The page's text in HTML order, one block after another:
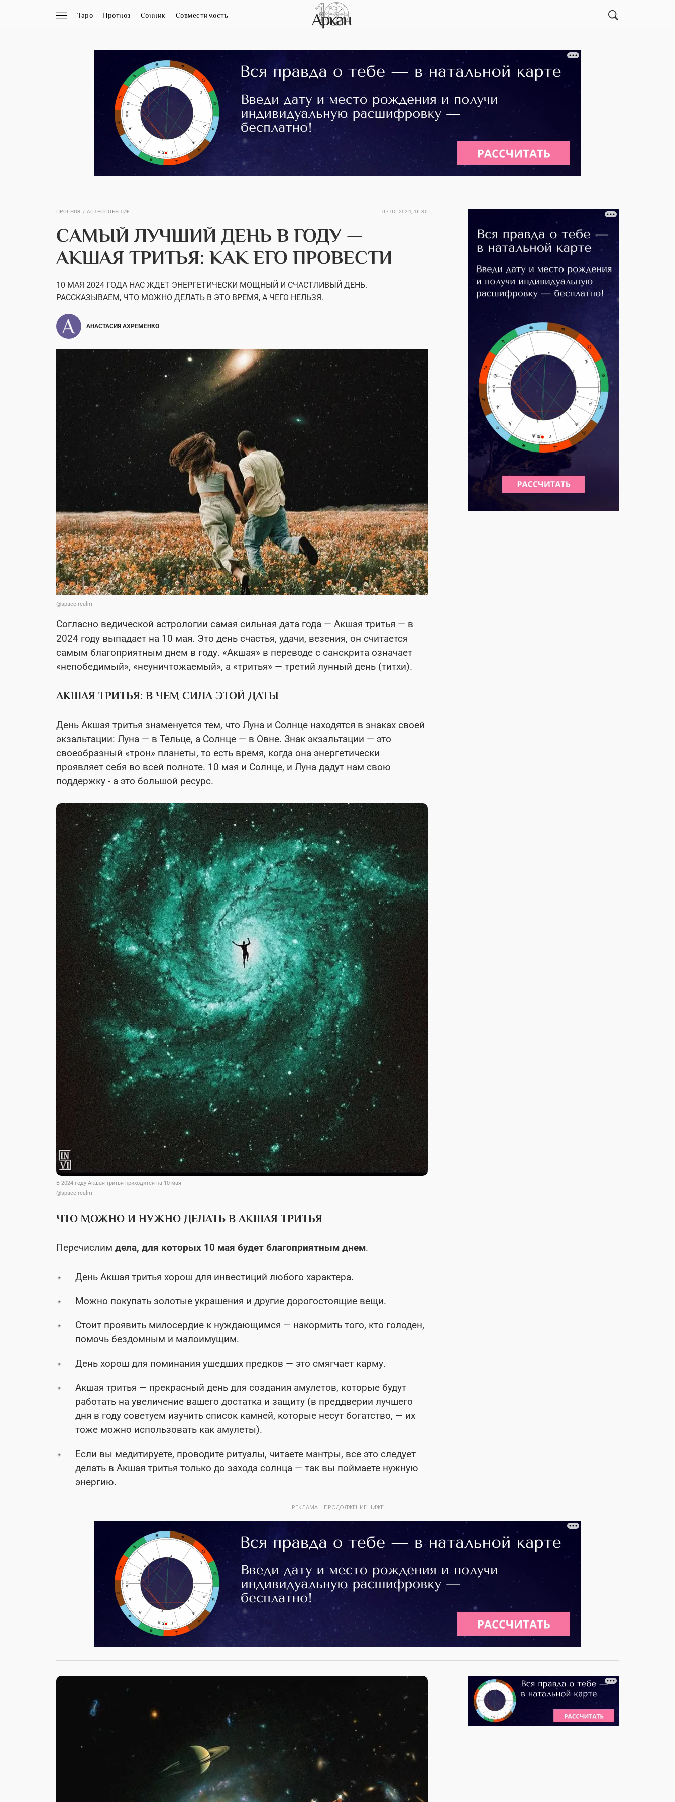
Таро Прогноз Сонник Совместимость
ПРОГНОЗ АСТРОСОБЫТИЕ 07.05.2024, 16:30
САМЫЙ ЛУЧШИЙ ДЕНЬ В ГОДУ —
АКШАЯ ТРИТЬЯ: КАК ЕГО ПРОВЕСТИ
10 МАЯ 2024 ГОДА НАС ЖДЕТ ЭНЕРГЕТИЧЕСКИ МОЩНЫЙ И СЧАСТЛИВЫЙ ДЕНЬ.
РАССКАЗЫВАЕМ, ЧТО МОЖНО ДЕЛАТЬ В ЭТО ВРЕМЯ, А ЧЕГО НЕЛЬЗЯ.
АНАСТАСИЯ АХРЕМЕНКО
@space.realm
Согласно ведической астрологии самая сильная дата года — Акшая тритья — в
2024 году выпадает на 10 мая. Это день счастья, удачи, везения, он считается
самым благоприятным днем в году. «Акшая» в переводе с санскрита означает
«непобедимый», «неуничтожаемый», а «тритья» — третий лунный день (титхи).
АКШАЯ ТРИТЬЯ: В ЧЕМ СИЛА ЭТОЙ ДАТЫ
День Акшая тритья знаменуется тем, что Луна и Солнце находятся в знаках своей
экзальтации: Луна — в Тельце, а Солнце — в Овне. Знак экзальтации — это
своеобразный «трон» планеты, то есть время, когда она энергетически
проявляет себя во всей полноте. 10 мая и Солнце, и Луна дадут нам свою
поддержку - а это большой ресурс.
В 2024 году Акшая тритья приходится на 10 мая
@space.realm
ЧТО МОЖНО И НУЖНО ДЕЛАТЬ В АКШАЯ ТРИТЬЯ
Перечислим дела, для которых 10 мая будет благоприятным днем.
День Акшая тритья хорош для инвестиций любого характера.
Можно покупать золотые украшения и другие дорогостоящие вещи.
Стоит проявить милосердие к нуждающимся — накормить того, кто голоден,
помочь бездомным и малоимущим.
День хорош для поминания ушедших предков — это смягчает карму.
Акшая тритья — прекрасный день для создания амулетов, которые будут
работать на увеличение вашего достатка и защиту (в преддверии лучшего
дня в году советуем изучить список камней, которые несут богатство, — их
тоже можно использовать как амулеты).
Если вы медитируете, проводите ритуалы, читаете мантры, все это следует
делать в Акшая тритья только до захода солнца — так вы поймаете нужную
энергию.
РЕКЛАМА – ПРОДОЛЖЕНИЕ НИЖЕ